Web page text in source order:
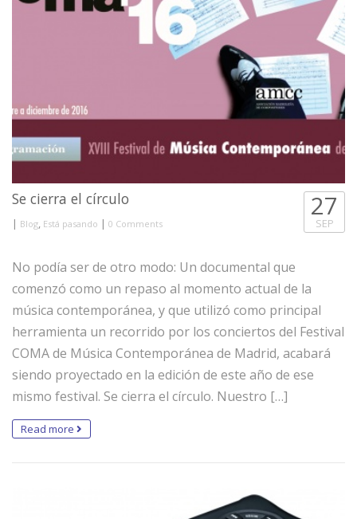
Se cierra el círculo
| Blog, Está pasando | 0 Comments
27
SEP
No podía ser de otro modo: Un documental que
comenzó como un repaso al momento actual de la
música contemporánea, y que utilizó como principal
herramienta un recorrido por los conciertos del Festival
COMA de Música Contemporánea de Madrid, acabará
siendo proyectado en la edición de este año de ese
mismo festival. Se cierra el círculo. Nuestro […]
Read more